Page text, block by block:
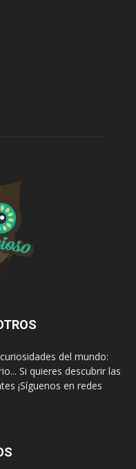
del mundo:
Si quieres descubrir las
¡Síguenos en redes